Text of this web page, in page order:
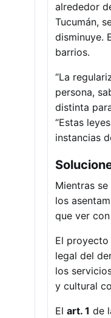
alrededor
Tucumán,
disminuye.
barrios.
“La
persona,
distinta
“Estas
instancias
Mientras
los
que ver
El
legal del
los
y cultural
El art. 1 de